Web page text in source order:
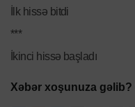
İlk hissə bitdi
***
İkinci hissə başladı
Xəbər xoşunuza gəlib?